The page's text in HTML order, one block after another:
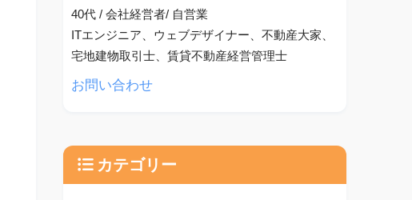
40代 / 会社経営者/ 自営業
ITエンジニア、ウェブデザイナー、不動産大家、
宅地建物取引士、賃貸不動産経営管理士
お問い合わせ
カテゴリー